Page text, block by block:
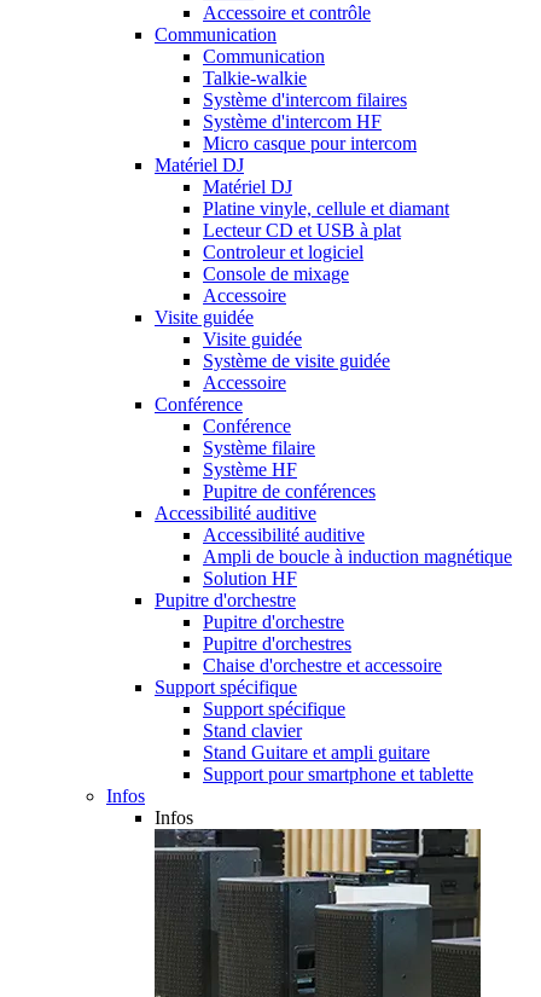
Accessoire et contrôle
Communication
Communication
Talkie-walkie
Système d'intercom filaires
Système d'intercom HF
Micro casque pour intercom
Matériel DJ
Matériel DJ
Platine vinyle, cellule et diamant
Lecteur CD et USB à plat
Controleur et logiciel
Console de mixage
Accessoire
Visite guidée
Visite guidée
Système de visite guidée
Accessoire
Conférence
Conférence
Système filaire
Système HF
Pupitre de conférences
Accessibilité auditive
Accessibilité auditive
Ampli de boucle à induction magnétique
Solution HF
Pupitre d'orchestre
Pupitre d'orchestre
Pupitre d'orchestres
Chaise d'orchestre et accessoire
Support spécifique
Support spécifique
Stand clavier
Stand Guitare et ampli guitare
Support pour smartphone et tablette
Infos
Infos